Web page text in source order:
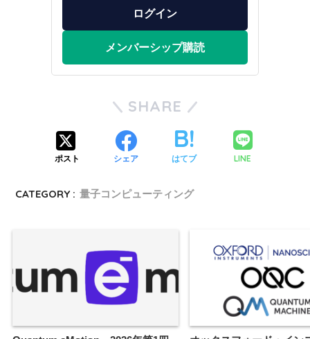
ログイン
メンバーシップ購読
SHARE
ポスト シェア はてブ LINE
CATEGORY : 量子コンピューティング